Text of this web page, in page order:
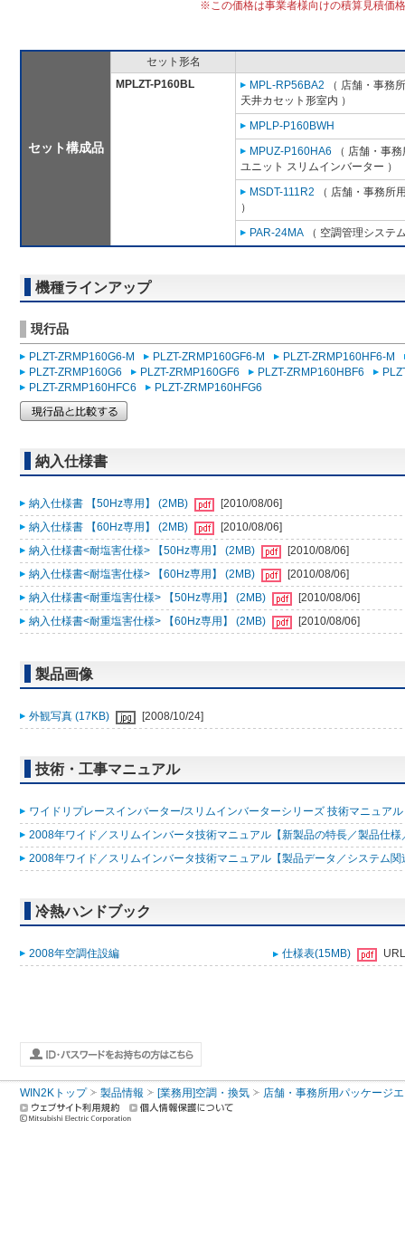
※この価格は事業者様向けの積算見積価
セット構成品
セット形名
MPLZT-P160BL
MPL-RP56BA2 （ 店舗・事務
天井カセット形室内 ）
MPLP-P160BWH
MPUZ-P160HA6 （ 店舗・事
ユニット スリムインバーター ）
MSDT-111R2 （ 店舗・事務所
）
PAR-24MA （ 空調管理システ
機種ラインアップ
現行品
PLZT-ZRMP160G6-M PLZT-ZRMP160GF6-M
PLZT-ZRMP160HF6-M
PLZT-ZRMP160G6
PLZT-ZRMP160GF6 PLZT-ZRMP160HBF6
PLZT-ZRMP160HFC6
PLZT-ZRMP160HFG6
納入仕様書
納入仕様書 【50Hz専用】 (2MB)
[2010/08/06]
納入仕様書 【60Hz専用】 (2MB)
[2010/08/06]
納入仕様書<耐塩害仕様> 【50Hz専用】 (2MB)
[2010/08/06]
納入仕様書<耐塩害仕様> 【60Hz専用】 (2MB)
[2010/08/06]
納入仕様書<耐重塩害仕様> 【50Hz専用】 (2MB)
[2010/08/06]
納入仕様書<耐重塩害仕様> 【60Hz専用】 (2MB)
[2010/08/06]
製品画像
外観写真 (17KB) [2008/10/24]
技術・工事マニュアル
ワイドリプレースインバーター/スリムインバーターシリーズ 技術マニュア
2008年ワイド／スリムインバータ技術マニュアル【新製品の特長／製品仕
2008年ワイド／スリムインバータ技術マニュアル【製品データ／システム
冷熱ハンドブック
2008年空調住設編 仕様表(15MB) URL
WIN2Kトップ 製品情報 [業務用]空調・換気 店舗・事務所用パッケージ